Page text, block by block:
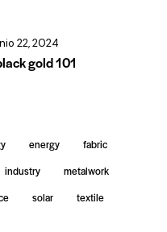
22, 2024
gold 101
energy
fabric
industry
metalwork
solar
textile